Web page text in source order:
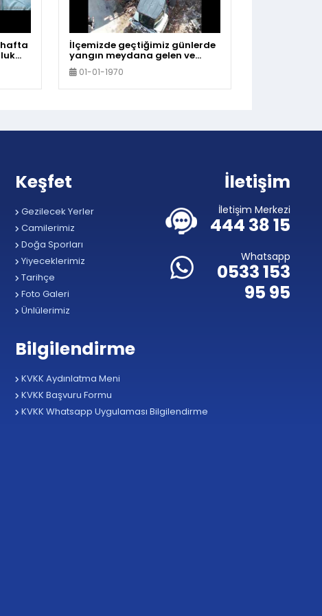
hafta İlçemizde geçtiğimiz günlerde
yangın meydana gelen ve
çevre güvenliğini tehdit eden
metruk bina yıkıldı
01-01-1970
Keşfet
Gezilecek Yerler
Camilerimiz
Doğa Sporları
Yiyeceklerimiz
Tarihçe
Foto Galeri
Ünlülerimiz
İletişim
İletişim Merkezi
444 38 15
Whatsapp
0533 153
95 95
Bilgilendirme
KVKK Aydınlatma Meni
KVKK Başvuru Formu
KVKK Whatsapp Uygulaması Bilgilendirme